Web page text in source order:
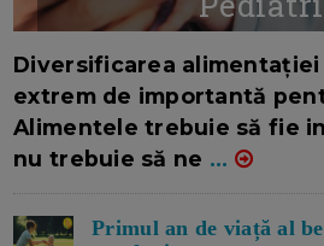
Diversificarea
extrem de importantă
Alimentele trebuie să fie
nu trebuie să ne ...
Primul an de viață al